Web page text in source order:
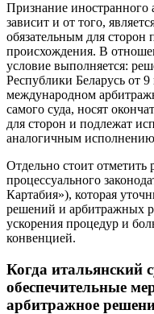
Признание
зависит и от того,
обязательным для сторон
происхождения. В
условие выполняется:
Республики Беларусь от
международном
самого суда, носят
для сторон и подлежат
аналогичным
Отдельно стоит отметить
процессуального
Картабия»), которая
решений и арбитражных
ускорения процедур и
конвенцией.
Когда итальянский
обеспечительные
арбитражное